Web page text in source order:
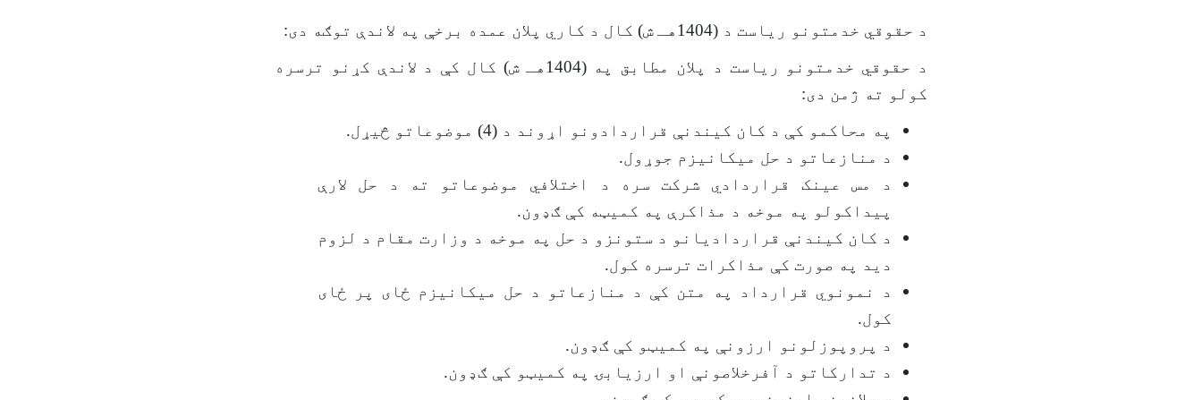
د حقوقي خدمتونو ریاست د (1404هـ ش) کال د کاري پلان عمده برخې په لاندې توګه دی:
د حقوقي خدمتونو ریاست د پلان مطابق په (1404هـ ش) کال کې د لاندې کړنو ترسره
کولو ته ژمن دی:
په محاکمو کې د کان کیندنې قراردادونو اړوند د (4) موضوعاتو څیړل.
د منازعاتو د حل میکانیزم جوړول.
د مس عینک قراردادي شرکت سره د اختلافي موضوعاتو ته د حل لارې
پیداکولو په موخه د مذاکرې په کمیټه کې ګډون.
د کان کیندنې قراردادیانو د ستونزو د حل په موخه د وزارت مقام د لزوم
دید په صورت کې مذاکرات ترسره کول.
د نمونوي قرارداد په متن کې د منازعاتو د حل میکانیزم ځای پر ځای
کول.
د پروپوزلونو ارزونې په کمیټو کې ګډون.
د تدارکاتو د آفرخلاصونې او ارزیابۍ په کمیټو کې ګډون.